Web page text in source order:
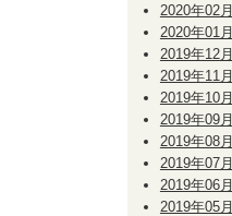
2020年02月
2020年01月
2019年12月
2019年11月
2019年10月
2019年09月
2019年08月
2019年07月
2019年06月
2019年05月